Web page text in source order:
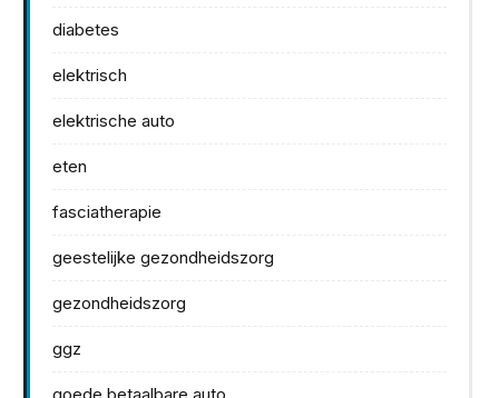
diabetes
elektrisch
elektrische auto
eten
fasciatherapie
geestelijke gezondheidszorg
gezondheidszorg
ggz
goede betaalbare auto